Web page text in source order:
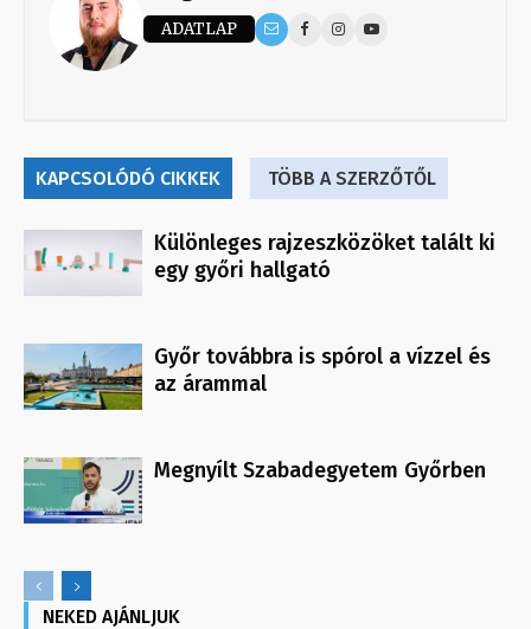
ADATLAP
KAPCSOLÓDÓ CIKKEK TÖBB A SZERZŐTŐL
Különleges rajzeszközöket talált ki
egy győri hallgató
Győr továbbra is spórol a vízzel és
az árammal
Megnyílt Szabadegyetem Győrben
NEKED AJÁNLJUK